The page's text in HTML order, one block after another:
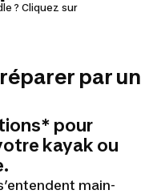
? Cliquez sur
par un
pour
kayak ou
main-